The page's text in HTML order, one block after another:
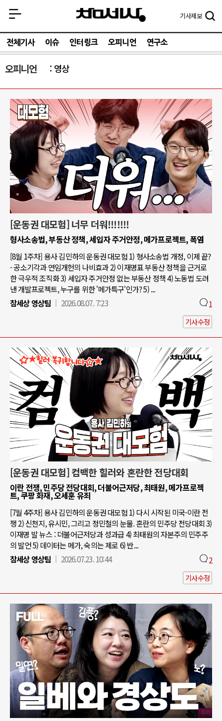
기사제보
전체기사 이슈 인터링크 오피니언 연구소
오피니언 영상
[운동권 대모험] 너무 더워!!!!!!!
형사소송법, 부동산 정책, 세입자 주거안정, 메가프로젝트, 폭염
[8월 1주차] 용사 김민하의 운동권 대모험 1) 형사소송법 개정, 이제 끝?
- 공소기각과 연임개헌의 나비효과 2) 이재명표 부동산 정책을 근거로
한 극우적 조직화 3) 세입자 주거안정 없는 부동산 정책 4) 노동법 도려
낸 개발프로젝트, 누구를 위한 '메가특구'인가? 5) ...
참세상 영상팀
2026.08.07. 7:23 1
기사수정
[운동권 대모험] 컴백한 힐러와 혼란한 전당대회
이란 전쟁, 민주당 전당대회, 더불어근저당, 최태원, 메가프로젝
트, 쿠팡 화재, 오세훈 유죄
[7월 4주차] 용사 김민하의 운동권 대모험 1) 다시 시작된 미국-이란 전
쟁 2) 신천지, 유시민, 그리고 정민철의 눈물. 혼란의 민주당 전당대회 3)
이재명 발 뉴스 : 더불어근저당과 성과급 4) 최태원의 자본주의 민주주
의 발언 5) 데이터는 메가, 숙의는 제로 6) 반...
참세상 영상팀
2026.07.23. 10:44 2
기사수정